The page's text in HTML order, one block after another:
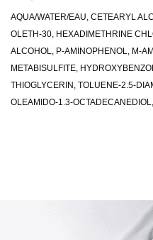
AQUA/WATER/EAU, CETEARYL
OLETH-30, HEXADIMETHRINE
ALCOHOL, P-AMINOPHENOL, M-
METABISULFITE,
THIOGLYCERIN, TOLUENE-2.5-
OLEAMIDO-1.3-